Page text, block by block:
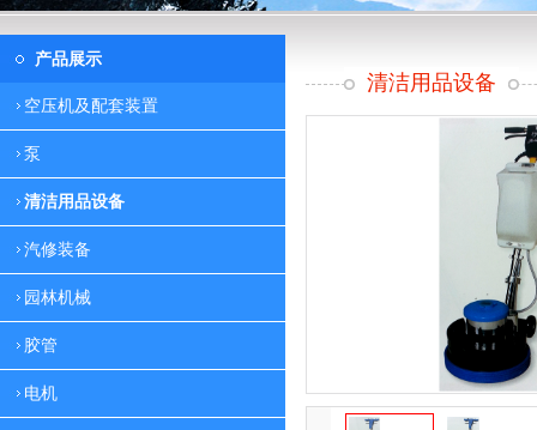
产品展示
空压机及配套装置
泵
清洁用品设备
汽修装备
园林机械
胶管
电机
清洁用品设备